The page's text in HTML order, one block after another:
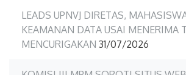
LEADS UPNVJ DIRETAS,
KEAMANAN DATA USAI MENERIMA
MENCURIGAKAN 31/07/2026